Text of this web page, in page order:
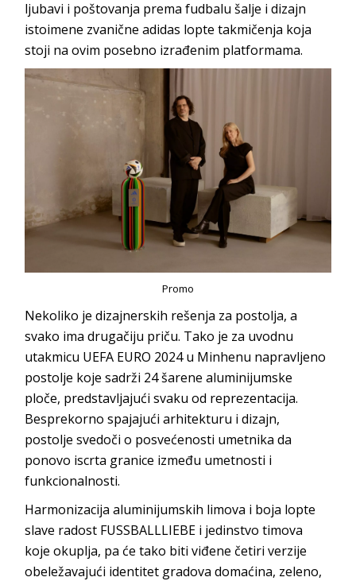
ljubavi i poštovanja prema fudbalu šalje i dizajn
istoimene zvanične adidas lopte takmičenja koja
stoji na ovim posebno izrađenim platformama.
Promo
Nekoliko je dizajnerskih rešenja za postolja, a
svako ima drugačiju priču. Tako je za uvodnu
utakmicu UEFA EURO 2024 u Minhenu napravljeno
postolje koje sadrži 24 šarene aluminijumske
ploče, predstavljajući svaku od reprezentacija.
Besprekorno spajajući arhitekturu i dizajn,
postolje svedoči o posvećenosti umetnika da
ponovo iscrta granice između umetnosti i
funkcionalnosti.
Harmonizacija aluminijumskih limova i boja lopte
slave radost FUSSBALLLIEBE i jedinstvo timova
koje okuplja, pa će tako biti viđene četiri verzije
obeležavajući identitet gradova domaćina, zeleno,